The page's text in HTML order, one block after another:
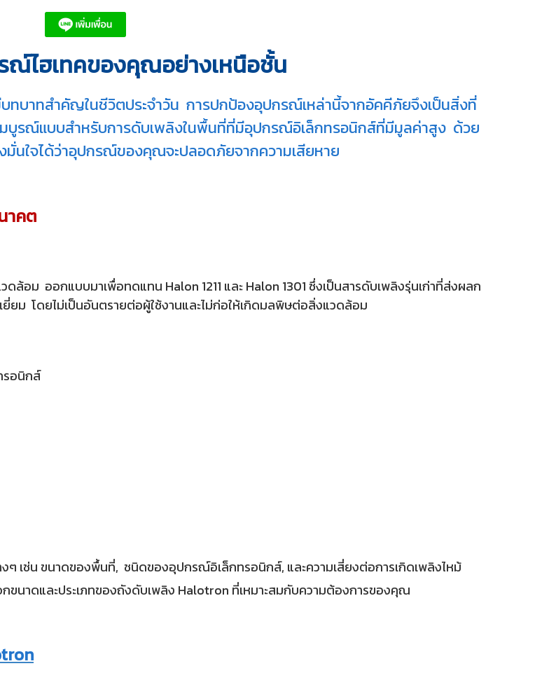
ณ์ไฮเทคของคุณอย่างเหนือชั้น
ทบาทสำคัญในชีวิตประจำวัน การปกป้องอุปกรณ์เหล่านี้จากอัคคีภัยจึงเป็นสิ่งที่
รณ์แบบสำหรับการดับเพลิงในพื้นที่ที่มีอุปกรณ์อิเล็กทรอนิกส์ที่มีมูลค่าสูง ด้วย
นใจได้ว่าอุปกรณ์ของคุณจะปลอดภัยจากความเสียหาย
าคต
อม ออกแบบมาเพื่อทดแทน Halon 1211 และ Halon 1301 ซึ่งเป็นสารดับเพลิงรุ่นเก่าที่ส่งผลก
ยม โดยไม่เป็นอันตรายต่อผู้ใช้งานและไม่ก่อให้เกิดมลพิษต่อสิ่งแวดล้อม
รอนิกส์
เช่น ขนาดของพื้นที่, ชนิดของอุปกรณ์อิเล็กทรอนิกส์, และความเสี่ยงต่อการเกิดเพลิงไหม้
ขนาดและประเภทของถังดับเพลิง Halotron ที่เหมาะสมกับความต้องการของคุณ